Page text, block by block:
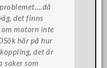
det finns
motorn inte
här på hur
det är
saker som